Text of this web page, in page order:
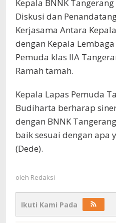
Kepala BNNK
Diskusi dan
Kerjasama Antara
dengan Kepala
Pemuda klas IIA
Ramah tamah.
Kepala Lapas Pemuda
Budiharta berharap
dengan BNNK
baik sesuai dengan apa
(Dede).
oleh Redaksi
Ikuti Kami Pada